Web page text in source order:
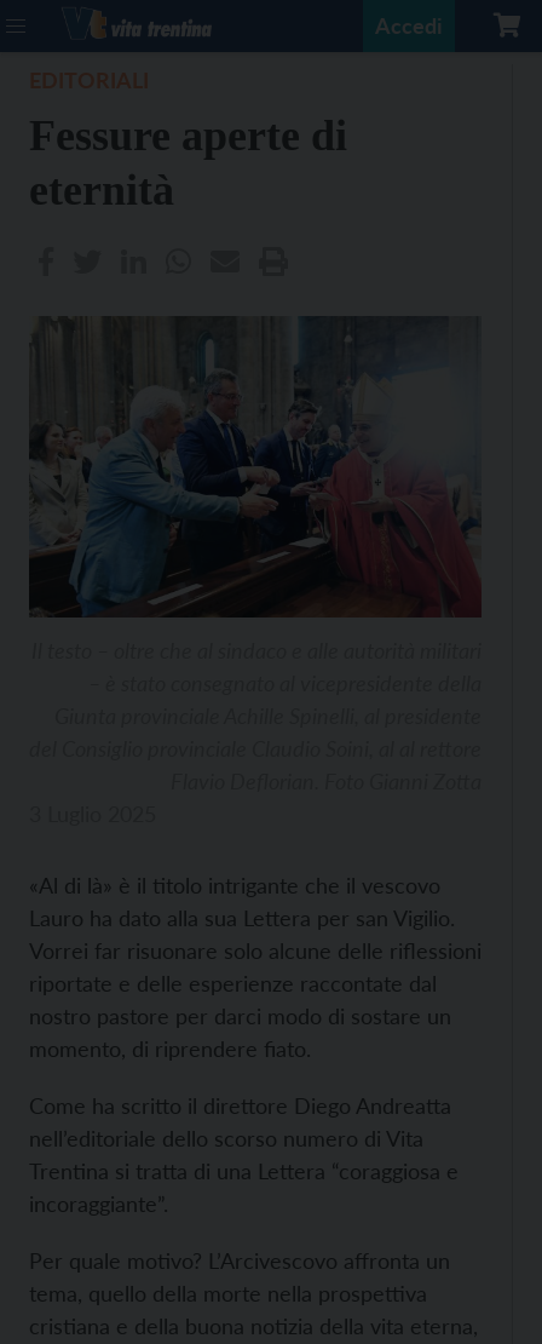
Accedi
Fessure aperte di
eternità
«Al di là» è il titolo intrigante che il vescovo
Lauro ha dato alla sua Lettera per san Vigilio.
Vorrei far risuonare solo alcune delle riflessioni
riportate e delle esperienze raccontate dal
nostro pastore per darci modo di sostare un
momento, di riprendere fiato.
Come ha scritto il direttore Diego Andreatta
nell’editoriale dello scorso numero di Vita
Trentina si tratta di una Lettera “coraggiosa e
incoraggiante”.
Per quale motivo? L’Arcivescovo affronta un
tema, quello della morte nella prospettiva
cristiana e della buona notizia della vita eterna,